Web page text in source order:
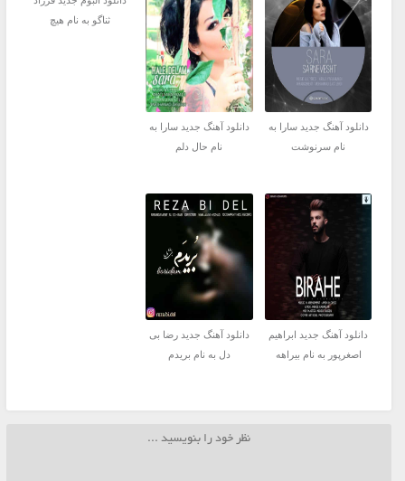
دانلود آهنگ جدید سارا به
نام سرنوشت
دانلود آهنگ جدید سارا به
نام حال دلم
ثناگو به نام هیچ
دانلود آهنگ جدید ابراهیم
اصغرپور به نام بیراهه
دانلود آهنگ جدید رضا بی
دل به نام بریدم